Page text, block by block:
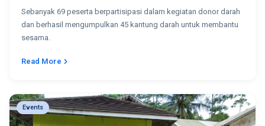
Sebanyak 69 peserta berpartisipasi dalam kegiatan donor darah
dan berhasil mengumpulkan 45 kantung darah untuk membantu
sesama.
Read More
Events